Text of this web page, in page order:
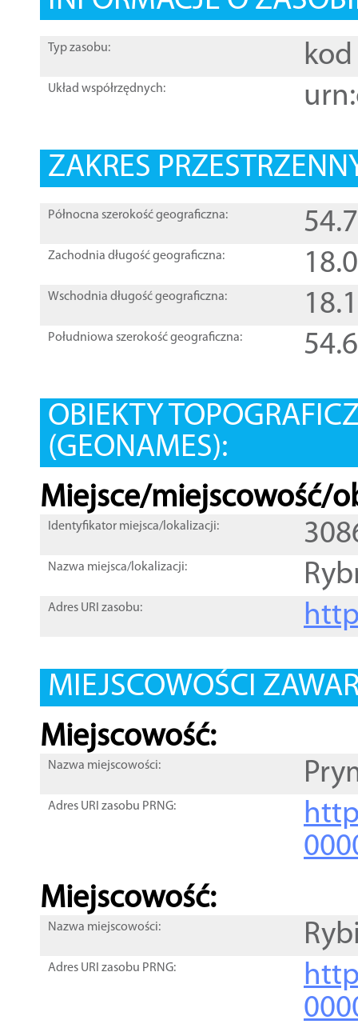
Typ zasobu: kod
Układ współrzędnych:
ZAKRES
Północna szerokość geograficzna:
Zachodnia długość geograficzna:
Wschodnia długość geograficzna:
Południowa szerokość geograficzna:
OBIEKTY
(GEONAMES):
Miejsce/miejscowość/
Identyfikator miejsca/lokalizacji:
Nazwa miejsca/lokalizacji:
Adres URI zasobu:
MIEJSCOWOŚCI
Miejscowość:
Nazwa miejscowości:
Adres URI zasobu PRNG:
Miejscowość:
Nazwa miejscowości:
Adres URI zasobu PRNG: